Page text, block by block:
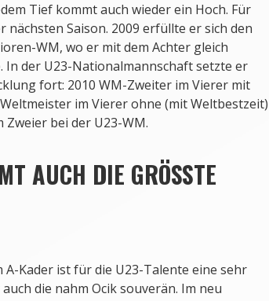
Tief kommt auch wieder ein Hoch. Für
nächsten Saison. 2009 erfüllte er sich den
WM, wo er mit dem Achter gleich
In der U23-Nationalmannschaft setzte er
fort: 2010 WM-Zweiter im Vierer mit
im Vierer ohne (mit Weltbestzeit)
bei der U23-WM.
AUCH DIE GRÖSSTE H
A-Kader ist für die U23-Talente eine sehr
die nahm Ocik souverän. Im neu